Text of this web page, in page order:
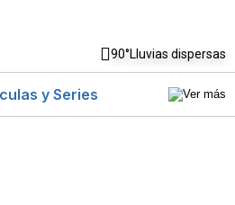
90°Lluvias dispersas
y Series